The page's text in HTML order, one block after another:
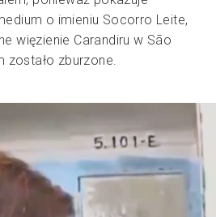
o imieniu Socorro Leite,
więzienie Carandiru w São
zostało zburzone.